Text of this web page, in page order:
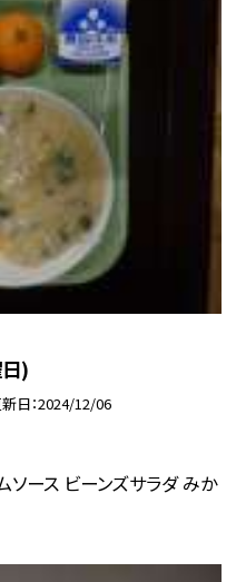
)
日 2024/12/06
ソース ビーンズサラダ みか